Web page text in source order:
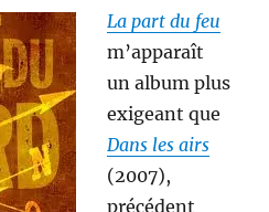
La part du feu
m’apparaît
un album plus
exigeant que
Dans les airs
(2007),
précédent